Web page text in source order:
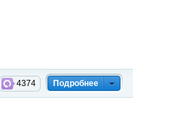
Подробнее
4374